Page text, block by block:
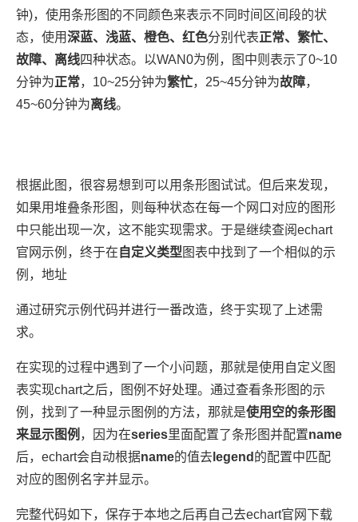
钟)，使用条形图的不同颜色来表示不同时间区间段的状
态，使用深蓝、浅蓝、橙色、红色分别代表正常、繁忙、
故障、离线四种状态。以WAN0为例，图中则表示了0~10
分钟为正常，10~25分钟为繁忙，25~45分钟为故障，
45~60分钟为离线。
根据此图，很容易想到可以用条形图试试。但后来发现，
如果用堆叠条形图，则每种状态在每一个网口对应的图形
中只能出现一次，这不能实现需求。于是继续查阅echart
官网示例，终于在 自定义类型 图表中找到了一个相似的示
例，地址
通过研究示例代码并进行一番改造，终于实现了上述需
求。
在实现的过程中遇到了一个小问题，那就是使用自定义图
表实现chart之后，图例不好处理。通过查看条形图的示
例，找到了一种显示图例的方法，那就是使用空的条形图
来显示图例 ，因为在series里面配置了条形图并配置name
后，echart会自动根据name的值去 legend 的配置中匹配
对应的图例名字并显示。
完整代码如下，保存于本地之后再自己去echart官网下载